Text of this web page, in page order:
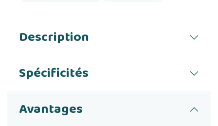
Description
Spécificités
Avantages